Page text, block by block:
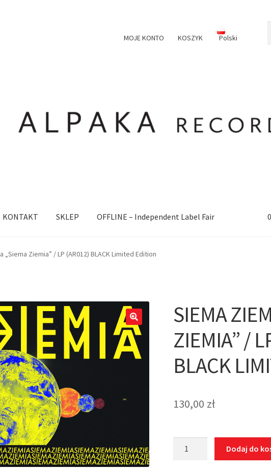
MOJE KONTO KOSZYK Polski
KONTAKT SKLEP OFFLINE – Independent Label Fair
„Siema Ziemia” / LP (AR012) BLACK Limited Edition
SIEMA
ZIEMIA” /
BLACK
130,00 zł
Dodaj do